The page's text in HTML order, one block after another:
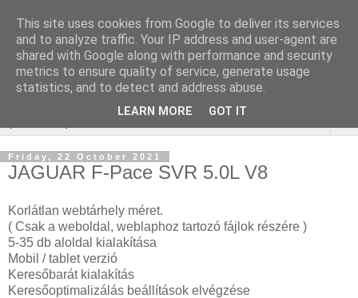
Webáruház Kulcsszó
optimalizálás
Friday, 22 October 2021
JAGUAR F-Pace SVR 5.0L V8
Korlátlan webtárhely méret.
( Csak a weboldal, weblaphoz tartozó fájlok részére )
5-35 db aloldal kialakítása
Mobil / tablet verzió
Keresőbarát kialakítás
Keresőoptimalizálás beállítások elvégzése
This site uses cookies from Google to deliver its services
and to analyze traffic. Your IP address and user-agent are
shared with Google along with performance and security
metrics to ensure quality of service, generate usage
statistics, and to detect and address abuse.
LEARN MORE GOT IT